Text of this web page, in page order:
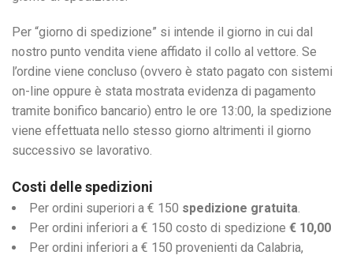
Per “giorno di spedizione” si intende il giorno in cui dal
nostro punto vendita viene affidato il collo al vettore. Se
l’ordine viene concluso (ovvero è stato pagato con sistemi
on-line oppure è stata mostrata evidenza di pagamento
tramite bonifico bancario) entro le ore 13:00, la spedizione
viene effettuata nello stesso giorno altrimenti il giorno
successivo se lavorativo.
Costi delle spedizioni
Per ordini superiori a € 150 spedizione gratuita.
Per ordini inferiori a € 150 costo di spedizione € 10,00
Per ordini inferiori a € 150 provenienti da Calabria,